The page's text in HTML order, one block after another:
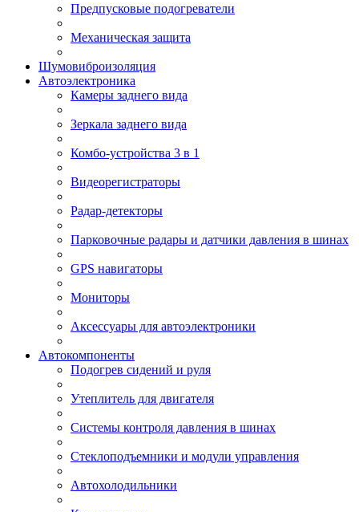
Предпусковые подогреватели
Механическая защита
Шумовиброизоляция
Автоэлектроника
Камеры заднего вида
Зеркала заднего вида
Комбо-устройства 3 в 1
Видеорегистраторы
Радар-детекторы
Парковочные радары и датчики давления в шинах
GPS навигаторы
Мониторы
Аксессуары для автоэлектроники
Автокомпоненты
Подогрев сидений и руля
Утеплитель для двигателя
Системы контроля давления в шинах
Стеклоподъемники и модули управления
Автохолодильники